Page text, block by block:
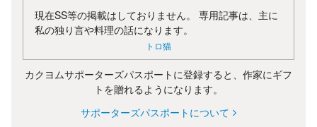
現在SS等の掲載はしておりません。 専用記事は、主に
私の独り言や料理の話になります。
トロ猫
カクヨムサポーターズパスポートに登録すると、作家にギフ
トを贈れるようになります。
サポーターズパスポートについて